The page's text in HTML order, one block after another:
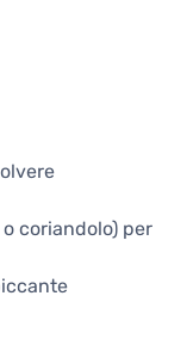
coriandolo) per